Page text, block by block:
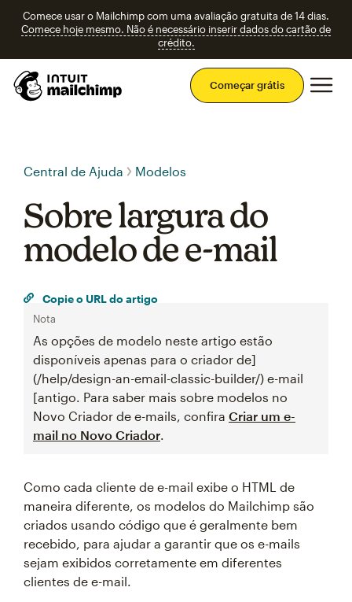
Comece usar o Mailchimp com uma avaliação gratuita de 14 dias.
Comece hoje mesmo. Não é necessário inserir dados do cartão de
crédito.
Começar grátis
Central de Ajuda Modelos
Sobre largura do
modelo de e-mail
Copie o URL do artigo
Nota
As opções de modelo neste artigo estão
disponíveis apenas para o criador de]
(/help/design-an-email-classic-builder/) e-mail
[antigo. Para saber mais sobre modelos no
Novo Criador de e-mails, confira Criar um e-
mail no Novo Criador.
Como cada cliente de e-mail exibe o HTML de
maneira diferente, os modelos do Mailchimp são
criados usando código que é geralmente bem
recebido, para ajudar a garantir que os e-mails
sejam exibidos corretamente em diferentes
clientes de e-mail.